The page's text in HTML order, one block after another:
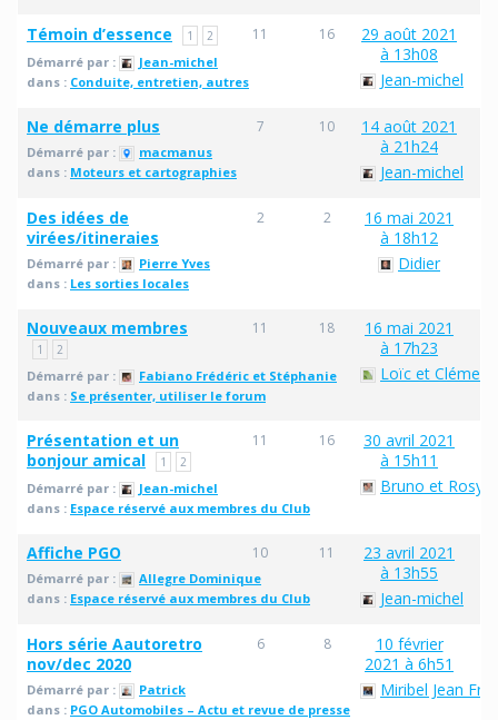
Témoin d’essence 1 2
Démarré par :
Jean-michel
dans : Conduite, entretien, autres
11 16
29 août 2021
à 13h08
Jean-michel
Ne démarre plus
Démarré par :
macmanus
dans : Moteurs et cartographies
7 10
14 août 2021
à 21h24
Jean-michel
Des idées de
virées/itineraies
Démarré par :
Pierre Yves
dans : Les sorties locales
2 2
16 mai 2021
à 18h12
Didier
Nouveaux membres
1 2
Démarré par :
Fabiano Frédéric et Stéphanie
dans : Se présenter, utiliser le forum
11 18
16 mai 2021
à 17h23
Loïc et
Présentation et un
bonjour amical
1 2
Démarré par :
Jean-michel
dans : Espace réservé aux membres du Club
11 16
30 avril 2021
à 15h11
Bruno et Rosy
Affiche PGO
Démarré par :
Allegre Dominique
dans : Espace réservé aux membres du Club
10 11
23 avril 2021
à 13h55
Jean-michel
Hors série Aautoretro
nov/dec 2020
Démarré par :
Patrick
dans : PGO Automobiles – Actu et revue de presse
6 8
10 février
2021 à 6h51
Miribel Jean